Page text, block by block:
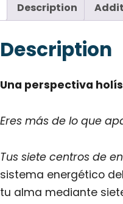
Description
Description
Una perspectiva
Eres más de lo que
Tus siete centros de
sistema energético
tu alma mediante